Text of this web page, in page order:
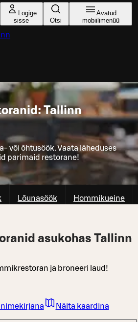
Logige
sisse
Otsi
Avatud
mobiilimenüü
Tallinn
või õhtusöök. Vaata läheduses
parimaid restorane!
Lõunasöök Hommikueine
asukohas Tallinn
ja broneeri laud!
nimekirjana Näita kaardina